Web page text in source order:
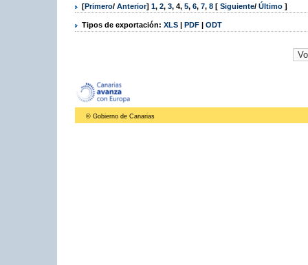
[Primero/ Anterior] 1, 2, 3, 4, 5, 6, 7, 8 [ Siguiente/ Último ]
Tipos de exportación: XLS | PDF | ODT
© Gobierno de Canarias